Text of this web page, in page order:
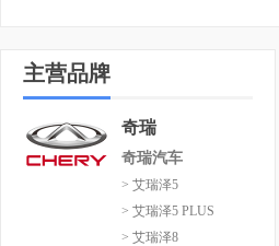
主营品牌
奇瑞
奇瑞汽车
> 艾瑞泽5
> 艾瑞泽5 PLUS
> 艾瑞泽8